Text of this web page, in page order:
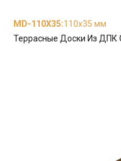
MD-110X35:110х35 мм
Террасные Доски Из ДПК